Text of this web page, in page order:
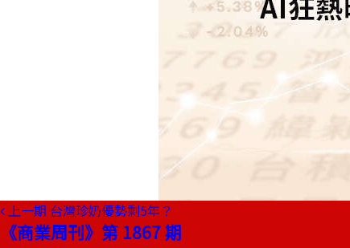
上一期 台灣珍奶優勢剩5年？
《商業周刊》第 1867 期